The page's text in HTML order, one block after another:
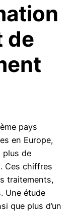
de
pays
en Europe,
plus de
Ces chiffres
traitements,
Une étude
que plus d’un